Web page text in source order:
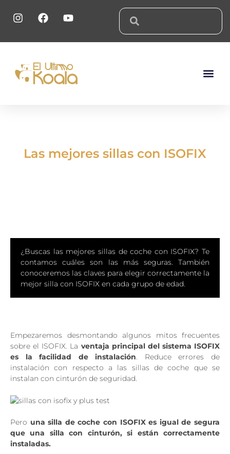
Las mejores sillas con ISOFIX
¿Buscas las mejores sillas de coche con ISOFIX? Te
contamos cuáles son las más seguras. También
conoceremos las claves para elegir correctamente la
mejor silla con ISOFIX en cada grupo de edad.
Empezaremos desmontando algunos mitos frecuentes
sobre el ISOFIX. La ventaja principal del sistema ISOFIX
es la facilidad de instalación. Reduce errores de
instalación con respecto a las sillas de coche que se
instalan con cinturón de seguridad.
Pero una silla de coche con ISOFIX es igual de segura
que una silla con cinturón, si están correctamente
instaladas.